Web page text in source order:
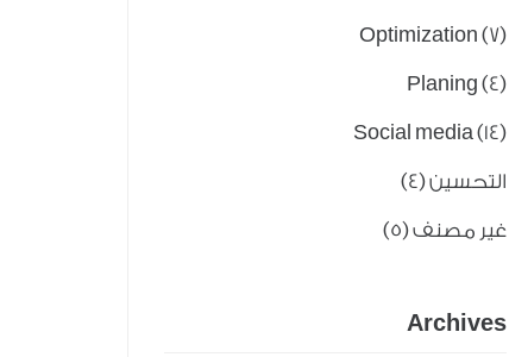
Optimization (7)
Planing (4)
Social media(14)
التحسين(4)
غير مصنف(5)
Archives